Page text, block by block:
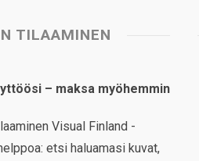
TILAAMINEN
– maksa myöhemmin
Visual Finland -
etsi haluamasi kuvat,